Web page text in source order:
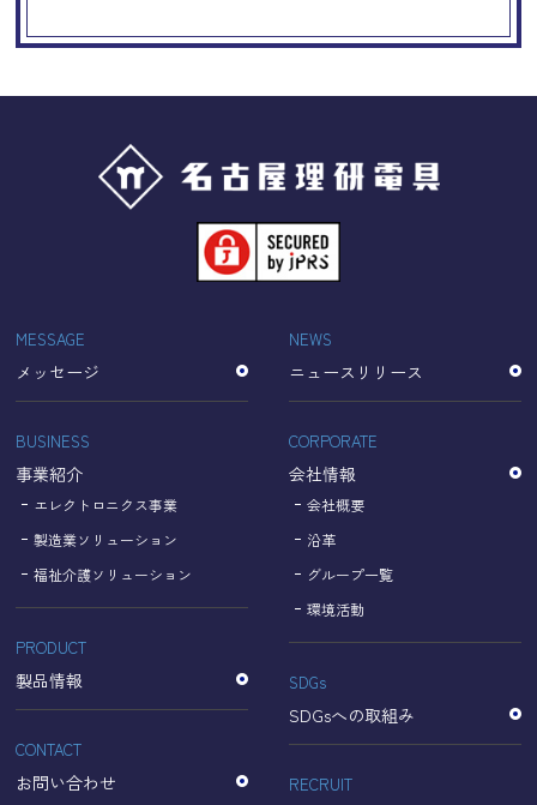
Googleアナリティクスの使用につい
当サイトでは、より良いサービスの提供、またユーザビリ
ティの向上のため、Googleアナリティクスを使用し、当サ
イトの利用状況などのデータ収集及び解析を行っておりま
す。その際、「Cookie」を通じて、Googleがお客様のIPア
ドレスなどの情報を収集する場合がありますが、
「Cookie」で収集される情報は個人を特定できるものでは
収集されたデータはGoogleのプライバシーポリシーにおい
て管理されます。
なお、当サイトのご利用をもって、上述の方法・目的にお
いてGoogle及び当サイトが行うデータ処理に関し、お客様
【Googleのプライバシーポリシー】
https://policies.google.com/privacy?hl=ja
https://policies.google.com/technologies/partner-sites?
hl=ja
個人情報に関するお問い合わせ窓口
名古屋理研電具株式会社
TEL：052-833-1248
MESSAGE
メッセージ
BUSINESS
事業紹介
エレクトロニクス事業
製造業ソリューション
福祉介護ソリューション
PRODUCT
製品情報
CONTACT
お問い合わせ
NEWS
ニュースリリース
CORPORATE
会社情報
会社概要
沿革
グループ一覧
環境活動
SDGs
SDGsへの取組み
RECRUIT